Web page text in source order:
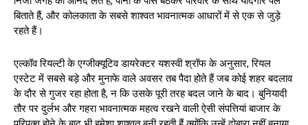
बिताते हैं, और कोलकाता के सबसे शाश्वत भावनात्मक आधारों में से एक से जुड़े
रहते हैं।
एल्कॉव रियल्टी के एग्जीक्यूटिव डायरेक्टर यशस्वी श्रॉफ के अनुसार, रियल
एस्टेट में सबसे बड़े और मुनाफे वाले अवसर तब पैदा होते हैं जब कोई शहर बदलाव
के दौर से गुजर रहा होता है, न कि उसके पूरी तरह बदल जाने के बाद। बुनियादी
तौर पर दुर्लभ और गहरा भावनात्मक महत्व रखने वाली ऐसी संपत्तियां बाजार के